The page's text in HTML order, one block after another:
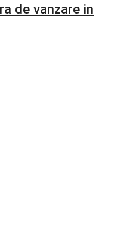
de vanzare in